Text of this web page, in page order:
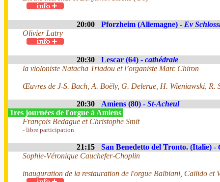
20:00 Pforzheim (Allemagne) - Ev
Olivier Latry
20:30 Lescar (64) - cathédrale
la violoniste Natacha Triadou et l’organiste Marc Chiron
Œuvres de J-S. Bach, A. Boëly, G. Delerue, H. Wieniawski, R.
20:30 Amiens (80) - St-Acheul
1res journées de l'orgue à Amiens
François Bedague et Christophe Smit
- libre participation
21:15 San Benedetto del Tronto. (Italie) -
Sophie-Véronique Cauchefer-Choplin
inauguration de la restauration de l'orgue Balbiani, Callido et